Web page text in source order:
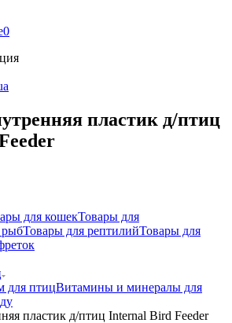
0
пластик д/птиц
для кошекТовары для
рыбТовары для рептилийТовары для
для птицВитамины и минералы для
пластик д/птиц Internal Bird Feeder